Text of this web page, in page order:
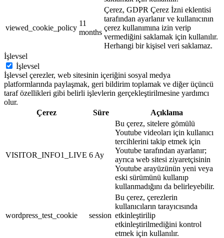
viewed_cookie_policy
11
months
Çerez, GDPR Çerez İzni eklentisi
tarafından ayarlanır ve kullanıcının
çerez kullanımına izin verip
vermediğini saklamak için kullanılır.
Herhangi bir kişisel veri saklamaz.
İşlevsel
İşlevsel
İşlevsel çerezler, web sitesinin içeriğini sosyal medya
platformlarında paylaşmak, geri bildirim toplamak ve diğer üçüncü
taraf özellikleri gibi belirli işlevlerin gerçekleştirilmesine yardımcı
olur.
Çerez
Süre Açıklama
VISITOR_INFO1_LIVE 6 Ay
Bu çerez, sitelere gömülü
Youtube videoları için kullanıcı
tercihlerini takip etmek için
Youtube tarafından ayarlanır;
ayrıca web sitesi ziyaretçisinin
Youtube arayüzünün yeni veya
eski sürümünü kullanıp
kullanmadığını da belirleyebilir.
wordpress_test_cookie session
Bu çerez, çerezlerin
kullanıcıların tarayıcısında
etkinleştirilip
etkinleştirilmediğini kontrol
etmek için kullanılır.